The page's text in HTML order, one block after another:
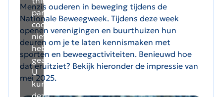
Menzis ouderen in beweging tijdens de
Nationale Beweegweek. Tijdens deze week
openen verenigingen en buurthuizen hun
deuren om je te laten kennismaken met
sporten en beweegactiviteiten. Benieuwd hoe
dat eruitziet? Bekijk hieronder de impressie van
mei 2025.
party
cookies
niet
hebt
geaccepteerd.
U
kunt